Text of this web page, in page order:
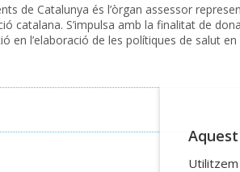
de Catalunya és l’òrgan assessor
catalana. S’impulsa amb la finalitat de
en l’elaboració de les polítiques de salut